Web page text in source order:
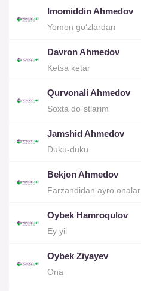
Imomiddin Ahmedov
Yomon go‘zlardan
Davron Ahmedov
Ketsa ketar
Qurvonali Ahmedov
Soxta do`stlarim
Jamshid Ahmedov
Duku-duku
Bekjon Ahmedov
Farzandidan ayro onalar
Oybek Hamroqulov
Ey yil
Oybek Ziyayev
Ona